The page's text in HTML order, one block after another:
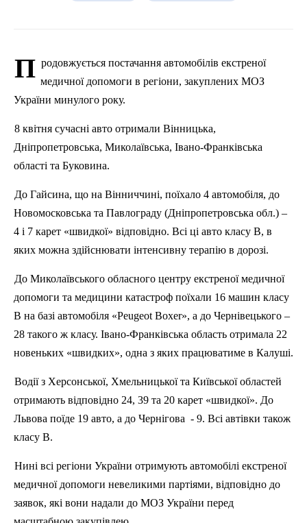
П родовжується постачання автомобілів екстреної
медичної допомоги в регіони, закуплених МОЗ
України минулого року.
8 квітня сучасні авто отримали Вінницька,
Дніпропетровська, Миколаївська, Івано-Франківська
області та Буковина.
До Гайсина, що на Вінниччині, поїхало 4 автомобіля, до
Новомосковська та Павлограду (Дніпропетровська обл.) –
4 і 7 карет «швидкої» відповідно. Всі ці авто класу В, в
яких можна здійснювати інтенсивну терапію в дорозі.
До Миколаївського обласного центру екстреної медичної
допомоги та медицини катастроф поїхали 16 машин класу
В на базі автомобіля «Peugeot Boxer», а до Чернівецького –
28 такого ж класу. Івано-Франківська область отримала 22
новеньких «швидких», одна з яких працюватиме в Калуші.
Водії з Херсонської, Хмельницької та Київської областей
отримають відповідно 24, 39 та 20 карет «швидкої». До
Львова поїде 19 авто, а до Чернігова - 9. Всі автівки також
класу В.
Нині всі регіони України отримують автомобілі екстреної
медичної допомоги невеликими партіями, відповідно до
заявок, які вони надали до МОЗ України перед